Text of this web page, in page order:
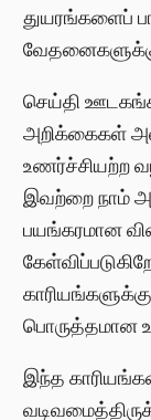
துயரங்களைப்
செய்தி
அறிக்கைகள்
உணர்ச்சியற்ற
இவற்றை நாம்
பயங்கரமான
பொருத்தமான
இந்த